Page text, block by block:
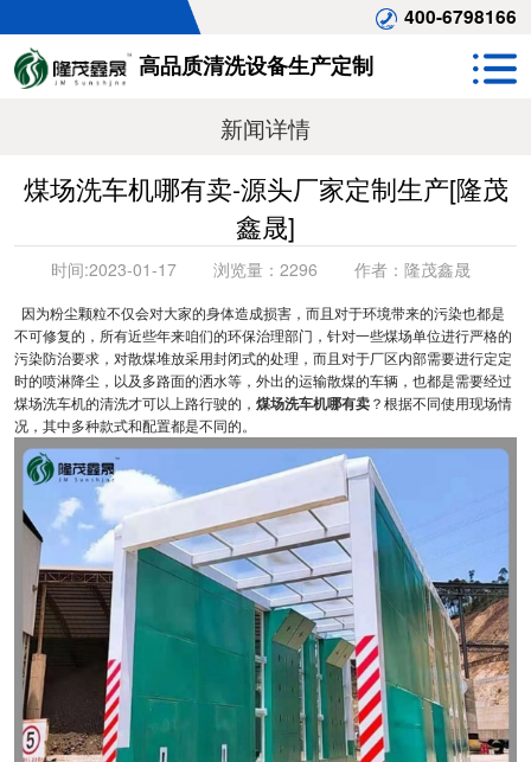
400-6798166
高品质清洗设备生产定制
新闻详情
煤场洗车机哪有卖-源头厂家定制生产[隆茂
鑫晟]
时间:2023-01-17 浏览量： 2296 作者： 隆茂鑫晟
因为粉尘颗粒不仅会对大家的身体造成损害，而且对于环境带来的污染也都是
不可修复的，所有近些年来咱们的环保治理部门，针对一些煤场单位进行严格的
污染防治要求，对散煤堆放采用封闭式的处理，而且对于厂区内部需要进行定定
时的喷淋降尘，以及多路面的洒水等，外出的运输散煤的车辆，也都是需要经过
煤场洗车机的清洗才可以上路行驶的， 煤场洗车机哪有卖？根据不同使用现场情
况，其中多种款式和配置都是不同的。